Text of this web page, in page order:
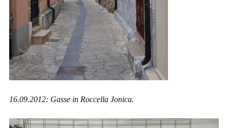
16.09.2012: Gasse in Roccella Jonica.